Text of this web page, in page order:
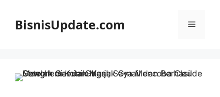
BisnisUpdate.com Menu